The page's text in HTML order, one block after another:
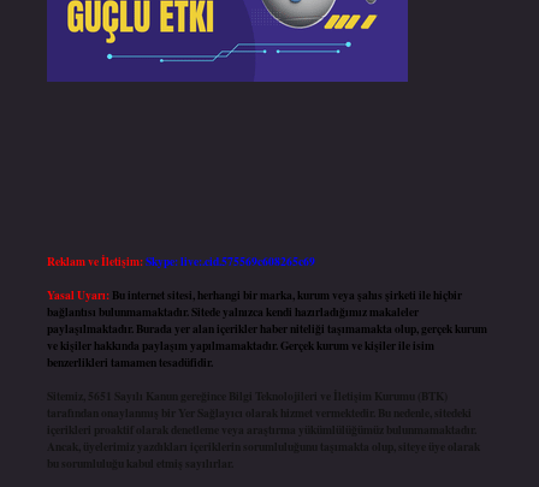
Reklam ve İletişim:Skype: live:.cid.575569c608265c69
Yasal Uyarı: Bu internet sitesi, herhangi bir marka, kurum veya şahıs şirketi ile hiçbir
bağlantısı bulunmamaktadır. Sitede yalnızca kendi hazırladığımız makaleler
paylaşılmaktadır. Burada yer alan içerikler haber niteliği taşımamakta olup, gerçek kurum
ve kişiler hakkında paylaşım yapılmamaktadır. Gerçek kurum ve kişiler ile isim
benzerlikleri tamamen tesadüfidir.
Sitemiz, 5651 Sayılı Kanun gereğince Bilgi Teknolojileri ve İletişim Kurumu (BTK)
tarafından onaylanmış bir Yer Sağlayıcı olarak hizmet vermektedir. Bu nedenle, sitedeki
içerikleri proaktif olarak denetleme veya araştırma yükümlülüğümüz bulunmamaktadır.
Ancak, üyelerimiz yazdıkları içeriklerin sorumluluğunu taşımakta olup, siteye üye olarak
bu sorumluluğu kabul etmiş sayılırlar.